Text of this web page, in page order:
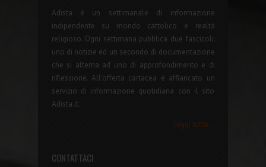
Adista è un settimanale di informazione
indipendente su mondo cattolico e realtà
religioso. Ogni settimana pubblica due fascicoli:
uno di notizie ed un secondo di documentazione
che si alterna ad uno di approfondimento e di
riflessione. All'offerta cartacea è affiancato un
servizio di informazione quotidiana con il sito
Adista.it.
leggi tutto...
CONTATTACI